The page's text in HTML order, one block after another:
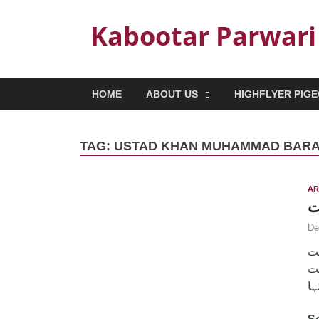
Kabootar Parwari
HOME ABOUT US HIGHFLYER
TAG: USTAD KHAN MUHAMMAD